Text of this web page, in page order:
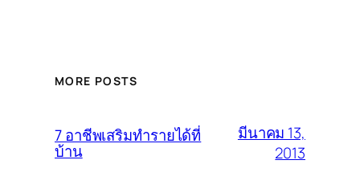
MORE POSTS
7 อาชีพเสริมทำรายได้ที่
บ้าน
มีนาคม 13,
2013